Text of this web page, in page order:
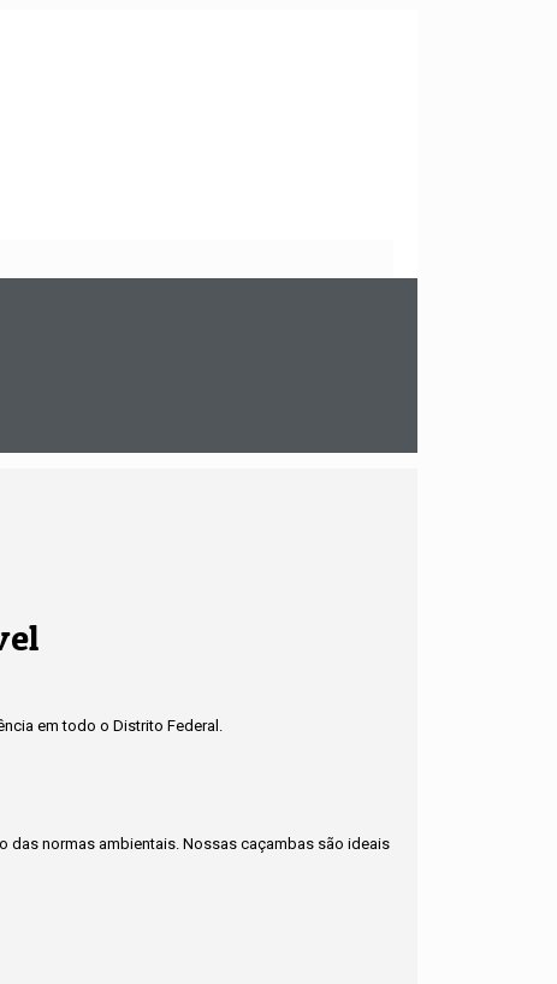
em todo o Distrito Federal.
das normas ambientais. Nossas caçambas são ideais